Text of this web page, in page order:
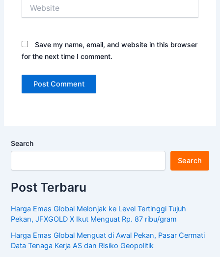
Save my name, email, and website in this browser
for the next time I comment.
Search
Search
Post Terbaru
Harga Emas Global Melonjak ke Level Tertinggi Tujuh
Pekan, JFXGOLD X Ikut Menguat Rp. 87 ribu/gram
Harga Emas Global Menguat di Awal Pekan, Pasar Cermati
Data Tenaga Kerja AS dan Risiko Geopolitik